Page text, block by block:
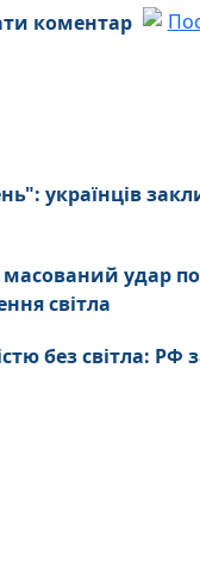
коментар
українців
удар по
світла
без світла: РФ